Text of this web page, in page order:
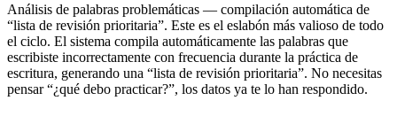
Análisis de palabras problemáticas — compilación automática de
“lista de revisión prioritaria”. Este es el eslabón más valioso de todo
el ciclo. El sistema compila automáticamente las palabras que
escribiste incorrectamente con frecuencia durante la práctica de
escritura, generando una “lista de revisión prioritaria”. No necesitas
pensar “¿qué debo practicar?”, los datos ya te lo han respondido.